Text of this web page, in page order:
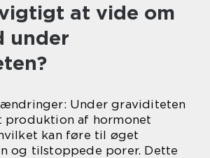
at vide om
under
ændringer: Under graviditeten
produktion af hormonet
kan føre til øget
og tilstoppede porer. Dette